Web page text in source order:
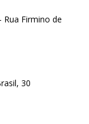
Rua Firmino de
30